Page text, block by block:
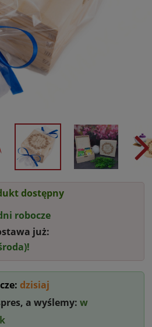
dostępny
robocze
już:
dzisiaj
a wyślemy: w